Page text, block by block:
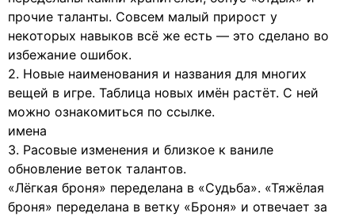
прочие таланты. Совсем малый прирост у
некоторых навыков всё же есть — это сделано во
избежание ошибок.
2. Новые наименования и названия для многих
вещей в игре. Таблица новых имён растёт. С ней
можно ознакомиться по ссылке.
имена
3. Расовые изменения и близкое к ваниле
обновление веток талантов.
«Лёгкая броня» переделана в «Судьба». «Тяжёлая
броня» переделана в ветку «Броня» и отвечает за